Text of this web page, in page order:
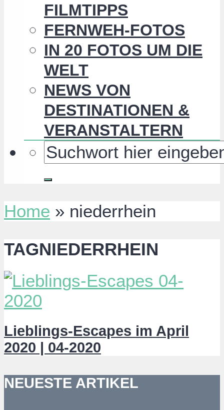
FILMTIPPS
FERNWEH-FOTOS
IN 20 FOTOS UM DIE
WELT
NEWS VON
DESTINATIONEN &
VERANSTALTERN
Home » niederrhein
TAGNIEDERRHEIN
Lieblings-Escapes im April
2020 | 04-2020
NEUESTE ARTIKEL